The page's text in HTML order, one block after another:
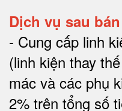
Dịch vụ sau
- Cung cấp linh
(linh kiện thay
mác và các phụ
2% trên tổng số